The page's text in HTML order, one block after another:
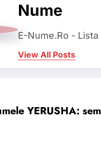
Nume
E-Nume.Ro -
View All Posts
YERUSHA: